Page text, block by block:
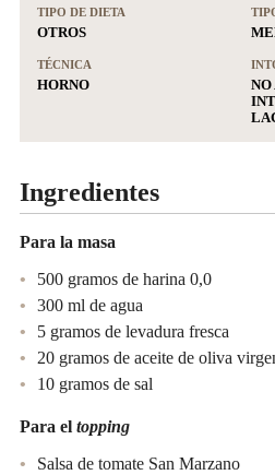
TIPO DE DIETA
OTROS
TÉCNICA
HORNO
NO
Ingredientes
Para la masa
500 gramos de harina 0,0
300 ml de agua
5 gramos de levadura fresca
20 gramos de aceite de oliva
10 gramos de sal
Para el topping
Salsa de tomate San Marzano